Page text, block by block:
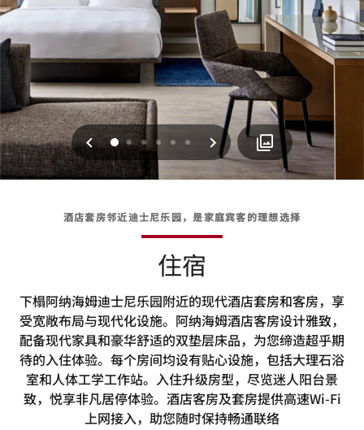
上一页
012 3 4 5 下一页
酒店套房邻近迪士尼乐园，是家庭宾客的理想选择
住宿
下榻阿纳海姆迪士尼乐园附近的现代酒店套房和客房，享
受宽敞布局与现代化设施。阿纳海姆酒店客房设计雅致，
配备现代家具和豪华舒适的双垫层床品，为您缔造超乎期
待的入住体验。每个房间均设有贴心设施，包括大理石浴
室和人体工学工作站。入住升级房型，尽览迷人阳台景
致，悦享非凡居停体验。酒店客房及套房提供高速Wi-Fi
上网接入，助您随时保持畅通联络